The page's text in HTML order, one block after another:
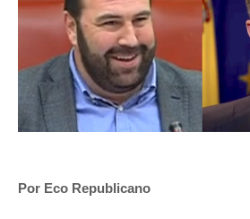
Por Eco Republicano